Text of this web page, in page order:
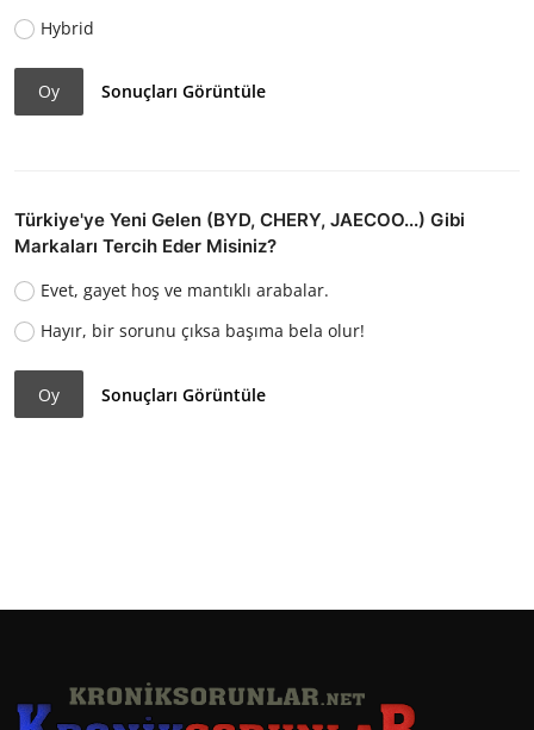
Hybrid
Oy Sonuçları Görüntüle
Türkiye'ye Yeni Gelen (BYD, CHERY, JAECOO...) Gibi
Markaları Tercih Eder Misiniz?
Evet, gayet hoş ve mantıklı arabalar.
Hayır, bir sorunu çıksa başıma bela olur!
Oy Sonuçları Görüntüle